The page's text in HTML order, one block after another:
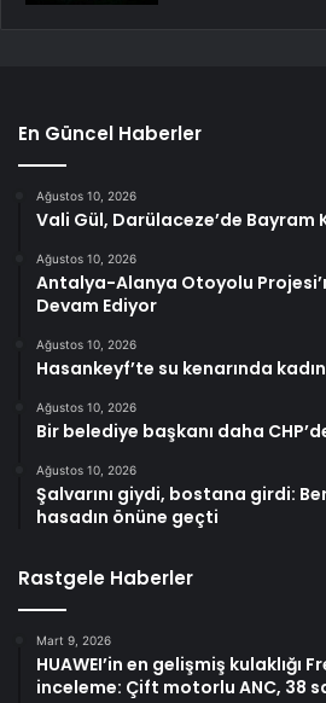
En Güncel Haberler
Ağustos 10, 2026
Vali Gül, Darülaceze’de Bayram
Ağustos 10, 2026
Antalya-Alanya Otoyolu
Devam Ediyor
Ağustos 10, 2026
Hasankeyf’te su kenarında
Ağustos 10, 2026
Bir belediye başkanı daha
Ağustos 10, 2026
Şalvarını giydi, bostana girdi:
hasadın önüne geçti
Rastgele Haberler
Mart 9, 2026
HUAWEI’in en gelişmiş kulaklığı
inceleme: Çift motorlu ANC, 38